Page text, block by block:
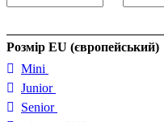
Розмір EU (європейський)
Mini
Junior
Senior